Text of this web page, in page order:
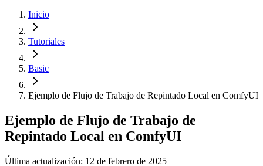
Inicio
Tutoriales
Basic
Ejemplo de Flujo de Trabajo de Repintado Local en ComfyUI
Ejemplo de Flujo de Trabajo de
Repintado Local en ComfyUI
Última actualización: 12 de febrero de 2025